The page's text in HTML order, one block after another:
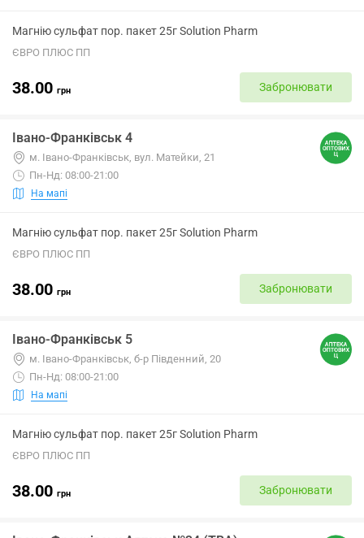
Магнію сульфат пор. пакет 25г Solution Pharm
ЄВРО ПЛЮС ПП
38.00 грн Забронювати
Івано-Франківськ 4
м. Івано-Франківськ, вул. Матейки, 21
Пн-Нд: 08:00-21:00
На мапі
Магнію сульфат пор. пакет 25г Solution Pharm
ЄВРО ПЛЮС ПП
38.00 грн Забронювати
Івано-Франківськ 5
м. Івано-Франківськ, б-р Південний, 20
Пн-Нд: 08:00-21:00
На мапі
Магнію сульфат пор. пакет 25г Solution Pharm
ЄВРО ПЛЮС ПП
38.00 грн Забронювати